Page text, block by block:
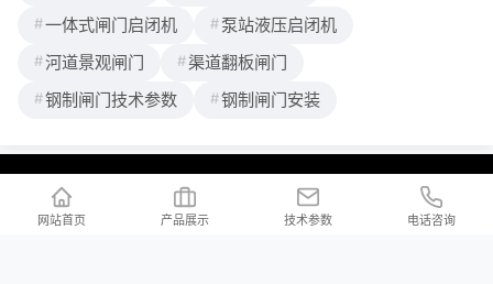
一体式闸门启闭机
泵站液压启闭机
河道景观闸门
渠道翻板闸门
钢制闸门技术参数
钢制闸门安装
联系我们
网站首页 产品展示 技术参数 电话咨询